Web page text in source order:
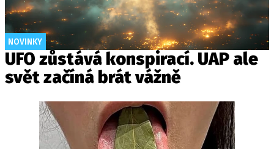
NOVINKY
UFO zůstává konspirací. UAP ale
svět začíná brát vážně